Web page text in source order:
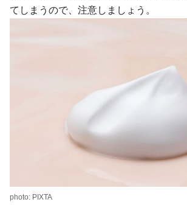
てしまうので、注意しましょう。
photo: PIXTA